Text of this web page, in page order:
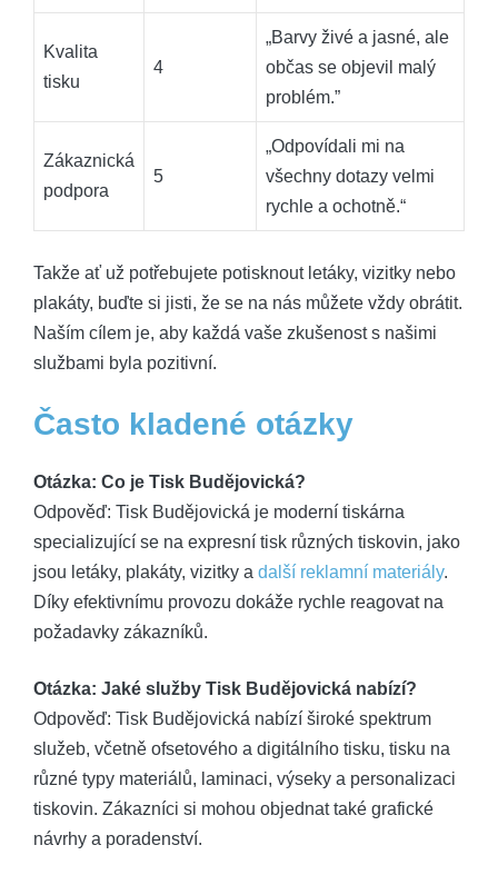
Kvalita
tisku
4
„Barvy živé a jasné, ale
občas se objevil malý
problém.”
Zákaznická
podpora
5
„Odpovídali mi na
všechny dotazy velmi
rychle a ochotně.“
Takže ať už potřebujete potisknout letáky, vizitky nebo
plakáty, buďte si jisti, že se na nás můžete vždy obrátit.
Naším cílem je, aby každá vaše zkušenost s našimi
službami byla pozitivní.
Často kladené otázky
Otázka: Co je Tisk Budějovická?
Odpověď: Tisk Budějovická je moderní tiskárna
specializující se na expresní tisk různých tiskovin, jako
jsou letáky, plakáty, vizitky a další reklamní materiály.
Díky efektivnímu provozu dokáže rychle reagovat na
požadavky zákazníků.
Otázka: Jaké služby Tisk Budějovická nabízí?
Odpověď: Tisk Budějovická nabízí široké spektrum
služeb, včetně ofsetového a digitálního tisku, tisku na
různé typy materiálů, laminaci, výseky a personalizaci
tiskovin. Zákazníci si mohou objednat také grafické
návrhy a poradenství.